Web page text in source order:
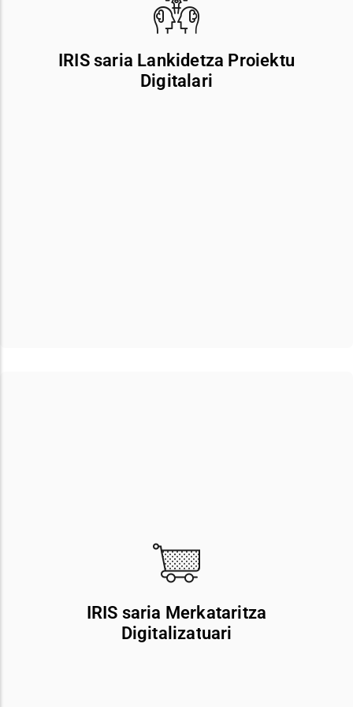
eta etengabeko prestakuntzaren alde egindako apustu
argi, irmo eta errealagatik nabarmentzen da.
IRIS saria Lankidetza Proiektu
Digitalari
HUMAN AI Y DATAI
Adimen artifizialean oinarrituta eta testu idatzietatik
IRIS saria Merkataritza
Digitalizatuari